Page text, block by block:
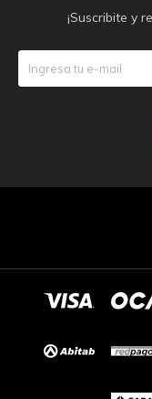
¡Suscribite y